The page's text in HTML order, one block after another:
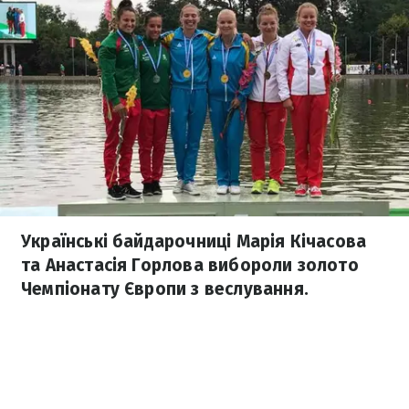
Українські байдарочниці Марія Кічасова
та Анастасія Горлова вибороли золото
Чемпіонату Європи з веслування.